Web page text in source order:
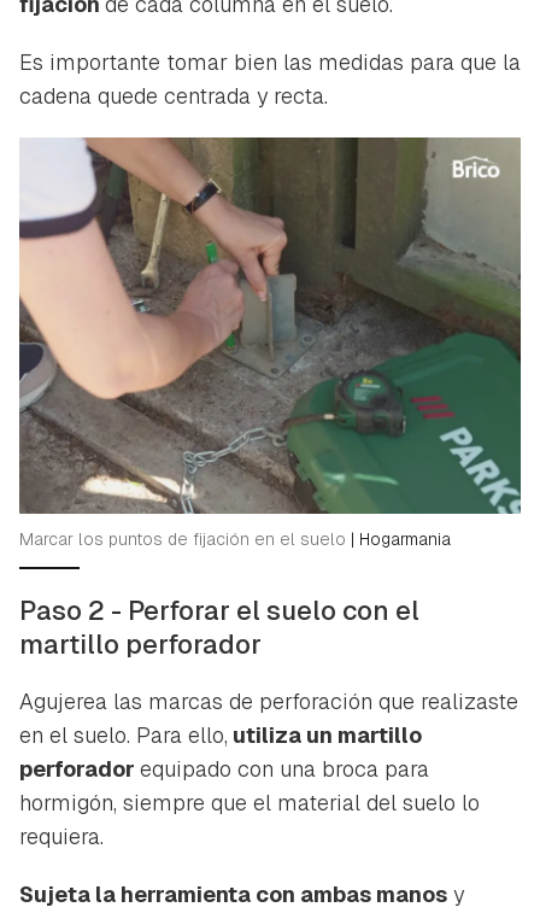
Es importante tomar bien las medidas para que la
cadena quede centrada y recta.
Marcar los puntos de fijación en el suelo | Hogarmania
Paso 2 - Perforar el suelo con el
martillo perforador
Agujerea las marcas de perforación que realizaste
en el suelo. Para ello, utiliza un martillo
perforador equipado con una broca para
hormigón, siempre que el material del suelo lo
requiera.
Sujeta la herramienta con ambas manos y